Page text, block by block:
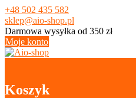
Skip
to
content
+48 502 435 582
sklep@aio-shop.pl
Darmowa wysyłka od 350 zł
Moje konto
Koszyk